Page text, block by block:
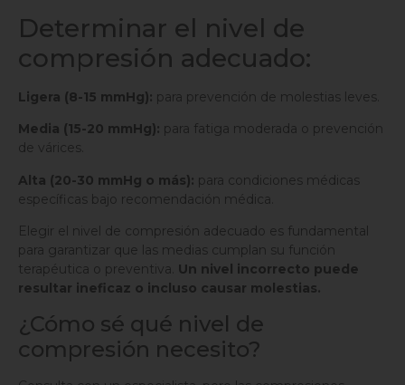
Determinar el nivel de
compresión adecuado:
Ligera (8-15 mmHg): para prevención de molestias leves.
Media (15-20 mmHg): para fatiga moderada o prevención
de várices.
Alta (20-30 mmHg o más): para condiciones médicas
específicas bajo recomendación médica.
Elegir el nivel de compresión adecuado es fundamental
para garantizar que las medias cumplan su función
terapéutica o preventiva. Un nivel incorrecto puede
resultar ineficaz o incluso causar molestias.
¿Cómo sé qué nivel de
compresión necesito?